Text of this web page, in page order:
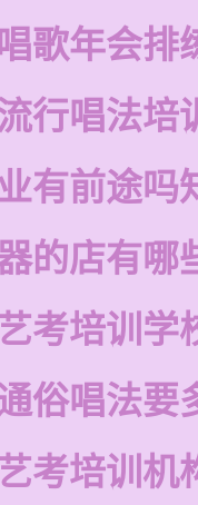
歌年会排
行唱法培
有前途吗
的店有哪
考培训学
俗唱法要
考培训机